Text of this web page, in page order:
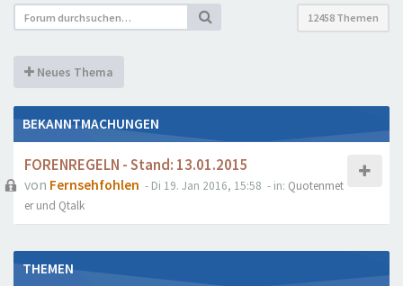
12458 Themen
Neues Thema
BEKANNTMACHUNGEN
FORENREGELN - Stand: 13.01.2015
von Fernsehfohlen - Di 19. Jan 2016, 15:58 - in: Quotenmet
er und Qtalk
THEMEN